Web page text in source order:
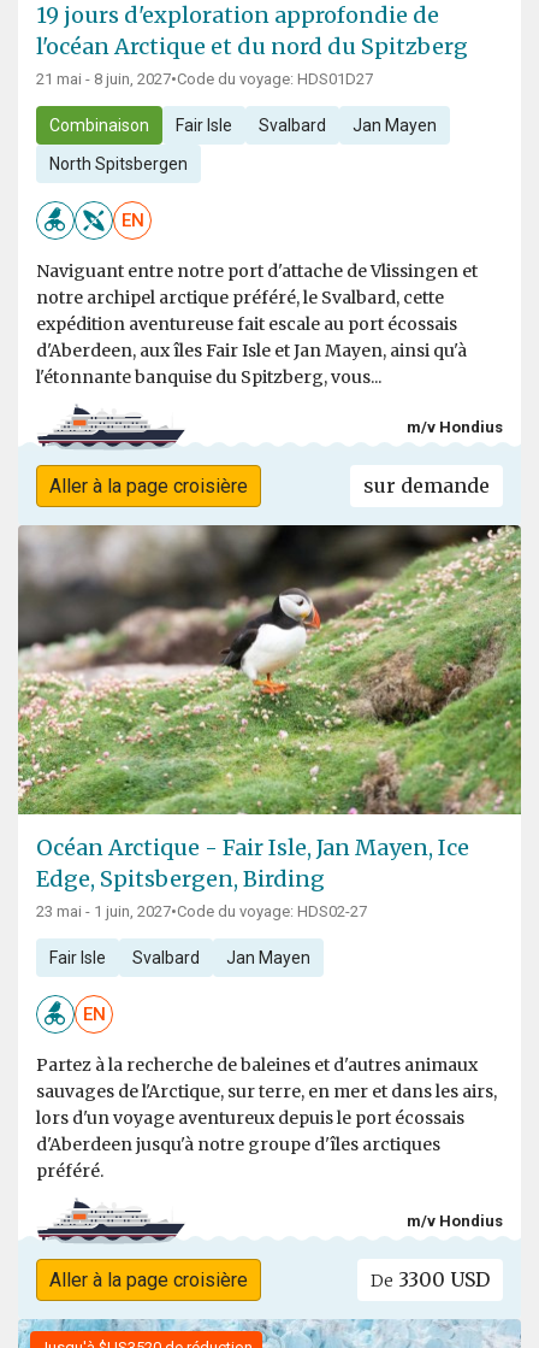
19 jours d'exploration approfondie de
l'océan Arctique et du nord du Spitzberg
21 mai - 8 juin, 2027•Code du voyage: HDS01D27
Combinaison Fair Isle Svalbard Jan Mayen
North Spitsbergen
EN
Naviguant entre notre port d'attache de Vlissingen et
notre archipel arctique préféré, le Svalbard, cette
expédition aventureuse fait escale au port écossais
d'Aberdeen, aux îles Fair Isle et Jan Mayen, ainsi qu'à
l'étonnante banquise du Spitzberg, vous...
m/v Hondius
Aller à la page croisière sur demande
Océan Arctique - Fair Isle, Jan Mayen, Ice
Edge, Spitsbergen, Birding
23 mai - 1 juin, 2027•Code du voyage: HDS02-27
Fair Isle Svalbard Jan Mayen
EN
Partez à la recherche de baleines et d'autres animaux
sauvages de l'Arctique, sur terre, en mer et dans les airs,
lors d'un voyage aventureux depuis le port écossais
d'Aberdeen jusqu'à notre groupe d'îles arctiques
préféré.
m/v Hondius
Aller à la page croisière De 3300 USD